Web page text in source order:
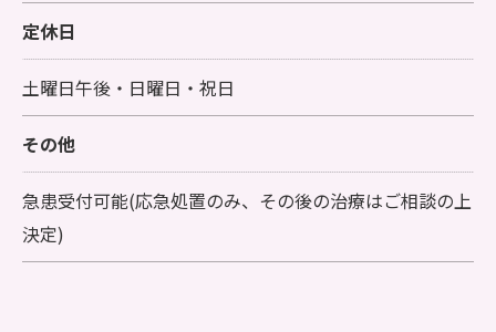
定休日
土曜日午後・日曜日・祝日
その他
急患受付可能(応急処置のみ、その後の治療はご相談の上
決定)